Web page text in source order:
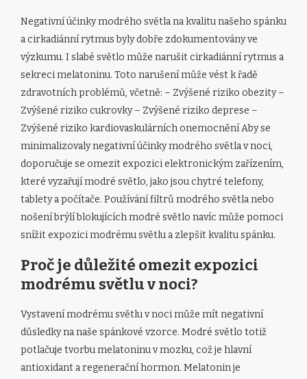
Negativní účinky modrého světla na kvalitu našeho spánku
a cirkadiánní rytmus byly dobře zdokumentovány ve
výzkumu. I slabé světlo může narušit cirkadiánní rytmus a
sekreci melatoninu. Toto narušení může vést k řadě
zdravotních problémů, včetně: – Zvýšené riziko obezity –
Zvýšené riziko cukrovky – Zvýšené riziko deprese –
Zvýšené riziko kardiovaskulárních onemocnění Aby se
minimalizovaly negativní účinky modrého světla v noci,
doporučuje se omezit expozici elektronickým zařízením,
které vyzařují modré světlo, jako jsou chytré telefony,
tablety a počítače. Používání filtrů modrého světla nebo
nošení brýlí blokujících modré světlo navíc může pomoci
snížit expozici modrému světlu a zlepšit kvalitu spánku.
Proč je důležité omezit expozici
modrému světlu v noci?
Vystavení modrému světlu v noci může mít negativní
důsledky na naše spánkové vzorce. Modré světlo totiž
potlačuje tvorbu melatoninu v mozku, což je hlavní
antioxidant a regenerační hormon. Melatonin je